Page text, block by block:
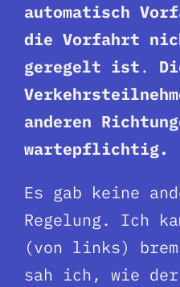
automatisch
die Vorfahrt
geregelt ist.
anderen
wartepflichtig.
Es gab keine
Regelung. Ich
(von links)
sah ich, wie